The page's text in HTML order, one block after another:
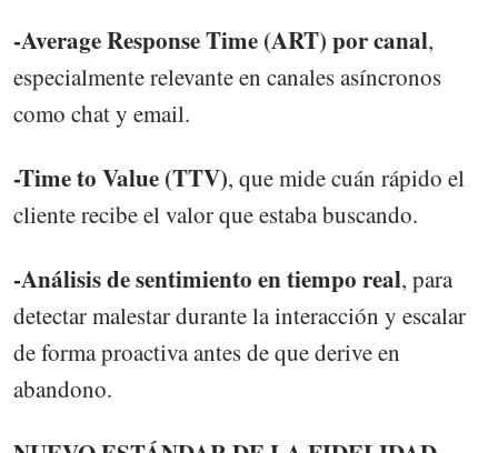
-Average Response Time (ART) por canal,
especialmente relevante en canales asíncronos
como chat y email.
-Time to Value (TTV), que mide cuán rápido el
cliente recibe el valor que estaba buscando.
-Análisis de sentimiento en tiempo real, para
detectar malestar durante la interacción y escalar
de forma proactiva antes de que derive en
abandono.